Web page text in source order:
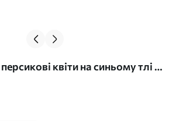
квіти на синьому тлі з